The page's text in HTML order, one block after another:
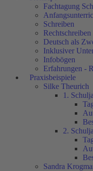
Fachtagung
Schreiben
Rechtschreiben
Deutsch als
Inklusiver
Infobögen
Erfahrungen -
Praxisbeispiele
Silke Theurich
1.
2.
Sandra